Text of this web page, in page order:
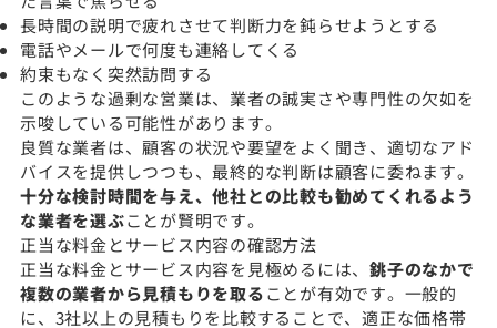
長時間の説明で疲れさせて判断力を鈍らせようとする
電話やメールで何度も連絡してくる
約束もなく突然訪問する
このような過剰な営業は、業者の誠実さや専門性の欠如を
示唆している可能性があります。
良質な業者は、顧客の状況や要望をよく聞き、適切なアド
バイスを提供しつつも、最終的な判断は顧客に委ねます。
十分な検討時間を与え、他社との比較も勧めてくれるよう
な業者を選ぶことが賢明です。
正当な料金とサービス内容の確認方法
正当な料金とサービス内容を見極めるには、 銚子のなかで
複数の業者から見積もりを取ることが有効です。一般的
に、3社以上の見積もりを比較することで、適正な価格帯